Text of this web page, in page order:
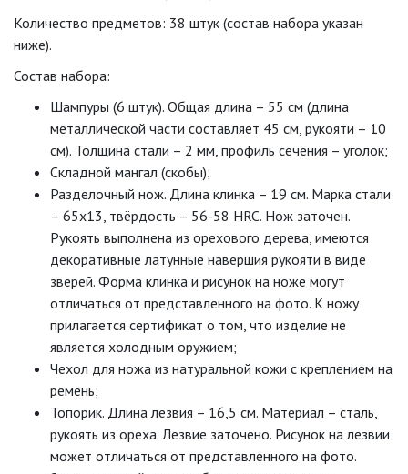
Количество предметов: 38 штук (состав набора указан
ниже).
Состав набора:
Шампуры (6 штук). Общая длина – 55 см (длина
металлической части составляет 45 см, рукояти – 10
см). Толщина стали – 2 мм, профиль сечения – уголок;
Складной мангал (скобы);
Разделочный нож. Длина клинка – 19 см. Марка стали
– 65х13, твёрдость – 56-58 НRC. Нож заточен.
Рукоять выполнена из орехового дерева, имеются
декоративные латунные навершия рукояти в виде
зверей. Форма клинка и рисунок на ноже могут
отличаться от представленного на фото. К ножу
прилагается сертификат о том, что изделие не
является холодным оружием;
Чехол для ножа из натуральной кожи с креплением на
ремень;
Топорик. Длина лезвия – 16,5 см. Материал – сталь,
рукоять из ореха. Лезвие заточено. Рисунок на лезвии
может отличаться от представленного на фото.